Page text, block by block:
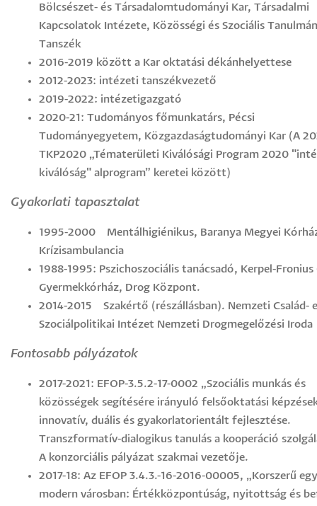
Bölcsészet- és Társadalomtudományi Kar, Társadalmi
Kapcsolatok Intézete, Közösségi és Szociális
Tanszék
2016-2019 között a Kar oktatási dékánhelyettese
2012-2023: intézeti tanszékvezető
2019-2022: intézetigazgató
2020-21: Tudományos főmunkatárs, Pécsi
Tudományegyetem, Közgazdaságtudományi Kar (A
TKP2020 „Tématerületi Kiválósági Program 2020
kiválóság" alprogram” keretei között)
Gyakorlati tapasztalat
1995-2000 Mentálhigiénikus, Baranya Megyei
Krízisambulancia
1988-1995: Pszichoszociális tanácsadó, Kerpel-Fronius
Gyermekkórház, Drog Központ.
2014-2015 Szakértő (részállásban). Nemzeti Család-
Szociálpolitikai Intézet Nemzeti Drogmegelőzési Iroda
Fontosabb pályázatok
2017-2021: EFOP-3.5.2-17-0002 „Szociális munkás és
közösségek segítésére irányuló felsőoktatási
innovatív, duális és gyakorlatorientált fejlesztése.
Transzformatív-dialogikus tanulás a kooperáció
A konzorciális pályázat szakmai vezetője.
2017-18: Az EFOP 3.4.3.-16-2016-00005, „Korszerű
modern városban: Értékközpontúság, nyitottság és